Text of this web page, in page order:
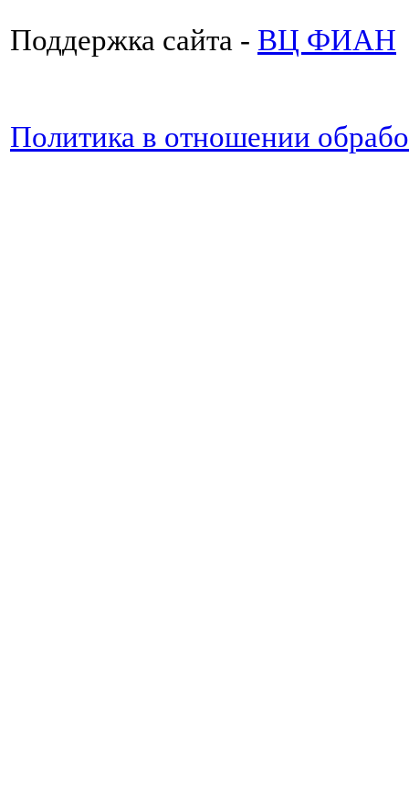
Поддержка сайта - ВЦ ФИАН
Политика в отношении